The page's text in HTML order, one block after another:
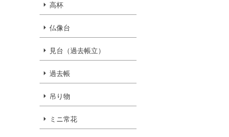
高杯
仏像台
見台（過去帳立）
過去帳
吊り物
ミニ常花